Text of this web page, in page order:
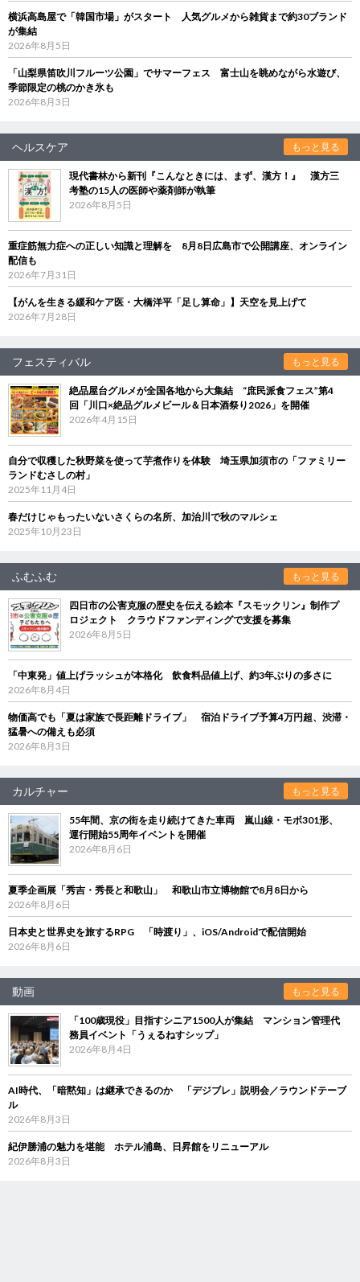
横浜高島屋で「韓国市場」がスタート 人気グルメから雑貨まで約30ブランド
が集結
2026年8月5日
「山梨県笛吹川フルーツ公園」でサマーフェス 富士山を眺めながら水遊び、
季節限定の桃のかき氷も
2026年8月3日
ヘルスケア もっと見る
現代書林から新刊『こんなときには、まず、漢方！』 漢方三
考塾の15人の医師や薬剤師が執筆
2026年8月5日
重症筋無力症への正しい知識と理解を 8月8日広島市で公開講座、オンライン
配信も
2026年7月31日
【がんを生きる緩和ケア医・大橋洋平「足し算命」】天空を見上げて
2026年7月28日
フェスティバル もっと見る
絶品屋台グルメが全国各地から大集結 “庶民派食フェス”第4
回「川口×絶品グルメビール＆日本酒祭り2026」を開催
2026年4月15日
自分で収穫した秋野菜を使って芋煮作りを体験 埼玉県加須市の「ファミリー
ランドむさしの村」
2025年11月4日
春だけじゃもったいないさくらの名所、加治川で秋のマルシェ
2025年10月23日
ふむふむ もっと見る
四日市の公害克服の歴史を伝える絵本『スモックリン』制作プ
ロジェクト クラウドファンディングで支援を募集
2026年8月5日
「中東発」値上げラッシュが本格化 飲食料品値上げ、約3年ぶりの多さに
2026年8月4日
物価高でも「夏は家族で長距離ドライブ」 宿泊ドライブ予算4万円超、渋滞・
猛暑への備えも必須
2026年8月3日
カルチャー もっと見る
55年間、京の街を走り続けてきた車両 嵐山線・モボ301形、
運行開始55周年イベントを開催
2026年8月6日
夏季企画展「秀吉・秀長と和歌山」 和歌山市立博物館で8月8日から
2026年8月6日
日本史と世界史を旅するRPG 「時渡り」、iOS/Androidで配信開始
2026年8月6日
動画 もっと見る
「100歳現役」目指すシニア1500人が集結 マンション管理代
務員イベント「うぇるねすシップ」
2026年8月4日
AI時代、「暗黙知」は継承できるのか 「デジブレ」説明会／ラウンドテーブ
ル
2026年8月3日
紀伊勝浦の魅力を堪能 ホテル浦島、日昇館をリニューアル
2026年8月3日